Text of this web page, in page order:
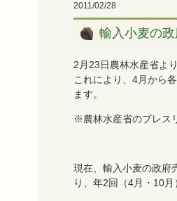
2011/02/28
輸入小麦の
2月23日農林水産省よ
これにより、4月から
ます。
※農林水産省のプレス
現在、輸入小麦の政府
り、年2回（4月・10